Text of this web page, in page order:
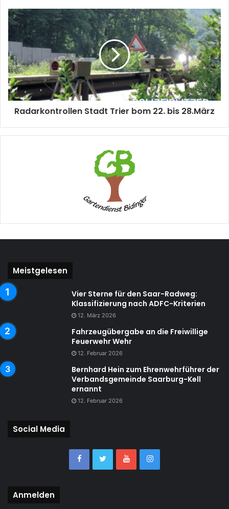
Radarkontrollen Stadt Trier bom 22. bis 28.März
Meistgelesen
Vier Sterne für den Saar-Radweg:
Klassifizierung nach ADFC-Kriterien
12. März 2026
Fahrzeugübergabe an die Freiwillige
Feuerwehr Wehr
12. Februar 2026
Bernhard Hein zum Ehrenwehrführer der
Verbandsgemeinde Saarburg-Kell
ernannt
12. Februar 2026
Social Media
Anmelden